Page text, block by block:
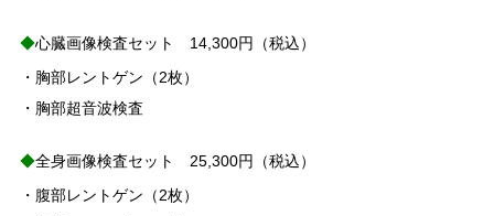
◆心臓画像検査セット 14,300円（税込）
・胸部レントゲン（2枚）
・胸部超音波検査
◆全身画像検査セット 25,300円（税込）
・腹部レントゲン（2枚）